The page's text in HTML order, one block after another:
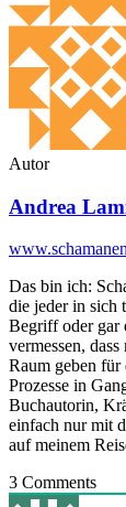
Autor
Andrea
Das bin ich:
die jeder in sich
Begriff oder gar
vermessen,
Raum geben für
Prozesse in
Buchautorin,
einfach nur mit
auf meinem
3 Comments